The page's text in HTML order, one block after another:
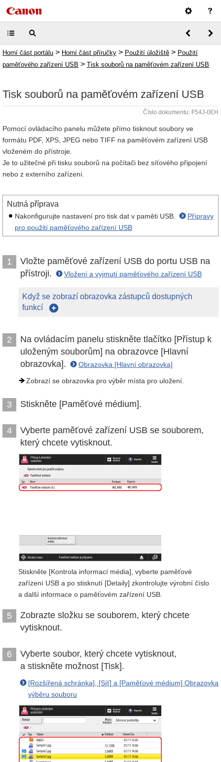
Horní část portálu > Horní část příručky > Použití úložiště > Použití
paměťového zařízení USB > Tisk souborů na paměťovém zařízení USB
Tisk souborů na paměťovém zařízení USB
Číslo dokumentu: F54J-0EH
Pomocí ovládacího panelu můžete přímo tisknout soubory ve
formátu PDF, XPS, JPEG nebo TIFF na paměťovém zařízení USB
vloženém do přístroje.
Je to užitečné při tisku souborů na počítači bez síťového připojení
nebo z externího zařízení.
Nutná příprava
Nakonfigurujte nastavení pro tisk dat v paměti USB.
Přípravy
pro použití paměťového zařízení USB
1
Vložte paměťové zařízení USB do portu USB na
přístroji.
Vložení a vyjmutí paměťového zařízení USB
Když se zobrazí obrazovka zástupců dostupných
funkcí
2
Na ovládacím panelu stiskněte tlačítko [Přístup k
uloženým souborům] na obrazovce [Hlavní
obrazovka].
Obrazovka [Hlavní obrazovka]
Zobrazí se obrazovka pro výběr místa pro uložení.
3 Stiskněte [Paměťové médium].
4
Vyberte paměťové zařízení USB se souborem,
který chcete vytisknout.
Stiskněte [Kontrola informací média], vyberte paměťové
zařízení USB a po stisknutí [Detaily] zkontrolujte výrobní číslo
a další informace o paměťovém zařízení USB.
5
Zobrazte složku se souborem, který chcete
vytisknout.
6
Vyberte soubor, který chcete vytisknout,
a stiskněte možnost [Tisk].
[Rozšířená schránka], [Síť] a [Paměťové médium] Obrazovka
výběru souboru